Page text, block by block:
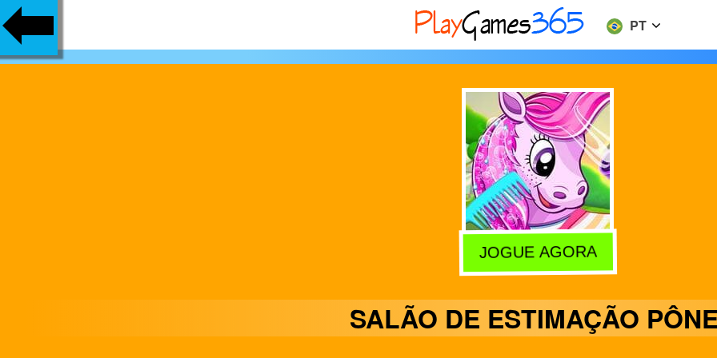
PT
JOGUE AGORA
SALÃO DE ESTIMAÇÃO